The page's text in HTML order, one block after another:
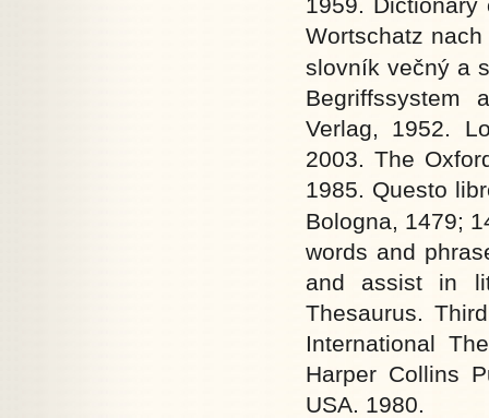
Wortschatz
slovník večný a
Begriffssystem
Verlag, 1952.
2003. The
1985. Questo
Bologna, 1479;
words and
and assist in
Thesaurus.
International
Harper Collins
USA. 1980.